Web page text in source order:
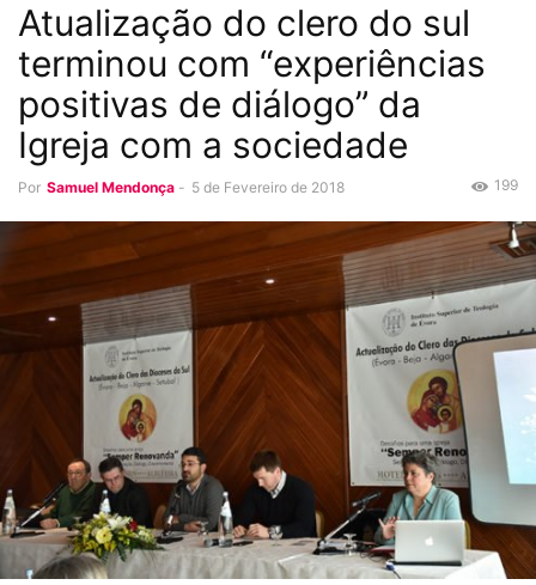
Atualização do clero do sul
terminou com “experiências
positivas de diálogo” da
Igreja com a sociedade
Por Samuel Mendonça - 5 de Fevereiro de 2018 199